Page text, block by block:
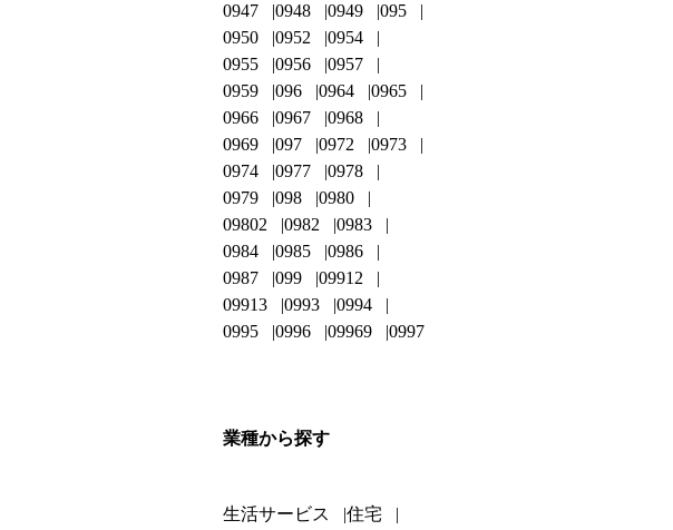
0947
0948 0949
095
0950
0952
0954
0955
0956
0957
0959
096 0964
0965
0966
0967
0968
0969
097 0972
0973
0974
0977
0978
0979
098
0980
09802
0982
0983
0984
0985
0986
0987
099
09912
09913
0993
0994
0995
0996 09969 0997
業種から探す
生活サービス 住宅